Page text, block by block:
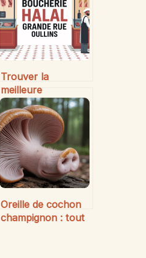
Trouver la
meilleure
boucherie halal
Grande Rue
d’Oullins : conseils
et bonnes adresses
Oreille de cochon
champignon : tout